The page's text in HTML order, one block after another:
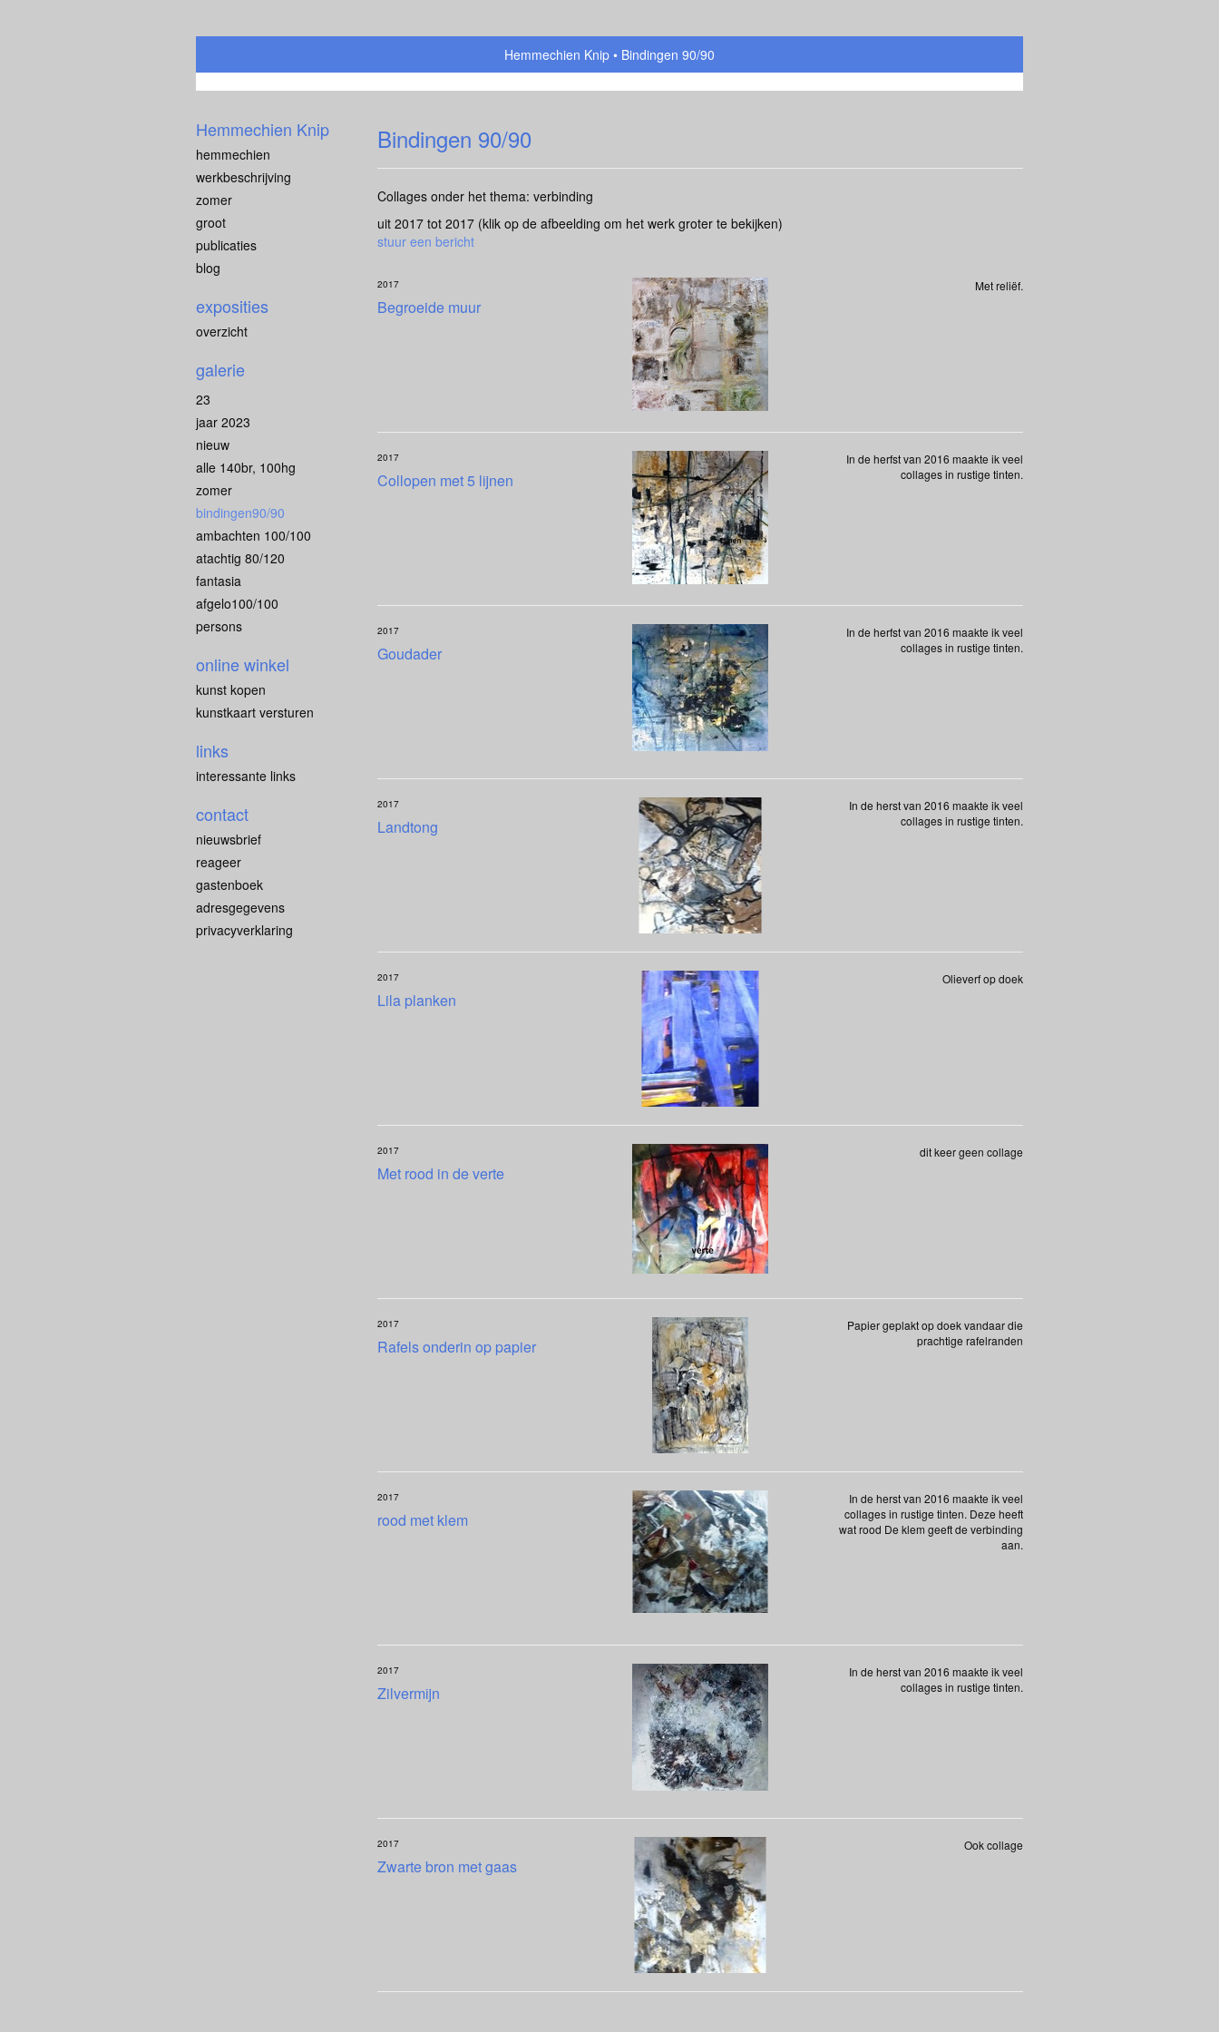
Hemmechien Knip Bindingen 90/90
Bindingen 90/90
Collages onder het thema: verbinding
uit 2017 tot 2017 (klik op de afbeelding om het werk groter te bekijken)
stuur een bericht
Begroeide muur
2017 Met reliëf.
Collopen met 5 lijnen
2017
In de herfst van 2016 maakte ik veel
collages in rustige tinten.
Goudader
2017
In de herfst van 2016 maakte ik veel
collages in rustige tinten.
Landtong
2017
In de herst van 2016 maakte ik veel
collages in rustige tinten.
Lila planken
2017 Olieverf op doek
Met rood in de verte
2017 dit keer geen collage
Rafels onderin op papier
2017
Papier geplakt op doek vandaar die
prachtige rafelranden
rood met klem
2017
In de herst van 2016 maakte ik veel
collages in rustige tinten. Deze heeft
wat rood De klem geeft de verbinding
aan.
Zilvermijn
2017
In de herst van 2016 maakte ik veel
collages in rustige tinten.
Zwarte bron met gaas
2017 Ook collage
Hemmechien Knip
hemmechien
werkbeschrijving
zomer
groot
publicaties
blog
exposities
overzicht
galerie
23
jaar 2023
nieuw
alle 140br, 100hg
zomer
bindingen90/90
ambachten 100/100
atachtig 80/120
fantasia
afgelo100/100
persons
online winkel
kunst kopen
kunstkaart versturen
links
interessante links
contact
nieuwsbrief
reageer
gastenboek
adresgegevens
privacyverklaring